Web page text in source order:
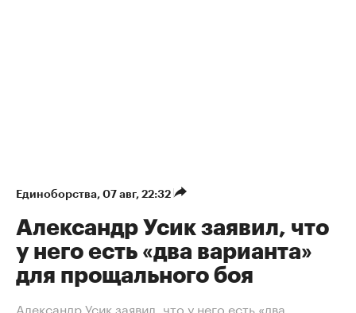
Единоборства⁠, 07 авг, 22:32
Александр Усик заявил, что
у него есть «два варианта»
для прощального боя
Александр Усик заявил, что у него есть «два